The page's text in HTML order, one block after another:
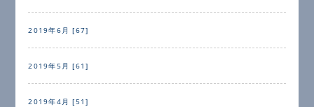
2019年6月 [67]
2019年5月 [61]
2019年4月 [51]